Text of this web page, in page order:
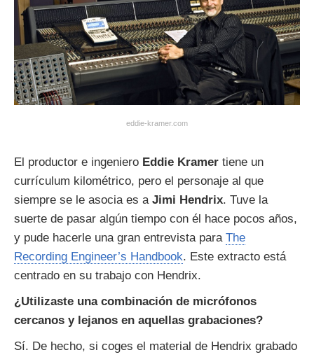
eddie-kramer.com
El productor e ingeniero Eddie Kramer tiene un
currículum kilométrico, pero el personaje al que
siempre se le asocia es a Jimi Hendrix. Tuve la
suerte de pasar algún tiempo con él hace pocos años,
y pude hacerle una gran entrevista para The
Recording Engineer’s Handbook. Este extracto está
centrado en su trabajo con Hendrix.
¿Utilizaste una combinación de micrófonos
cercanos y lejanos en aquellas grabaciones?
Sí. De hecho, si coges el material de Hendrix grabado